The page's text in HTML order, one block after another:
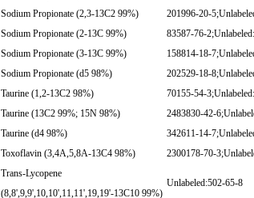
Sodium Propionate (2,3-13C2 99%)
201996-20-
Sodium Propionate (2-13C 99%)
83587-76-
Sodium Propionate (3-13C 99%)
158814-18-
Sodium Propionate (d5 98%)
202529-18-
Taurine (1,2-13C2 98%)
70155-54-
Taurine (13C2 99%; 15N 98%)
2483830-42-
Taurine (d4 98%)
342611-14-
Toxoflavin (3,4A,5,8A-13C4 98%) 2300178-70-
Trans-Lycopene
(8,8',9,9',10,10',11,11',19,19'-13C10 99%)
Unlabeled:502-65-8